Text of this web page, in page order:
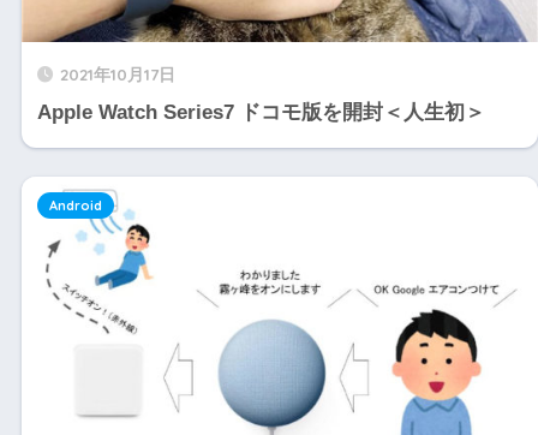
2021年10月17日
Apple Watch Series7 ドコモ版を開封＜人生初＞
Android